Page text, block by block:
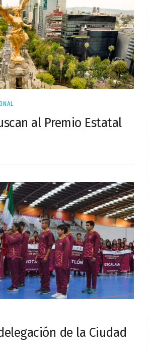
al Premio Estatal
de la Ciudad